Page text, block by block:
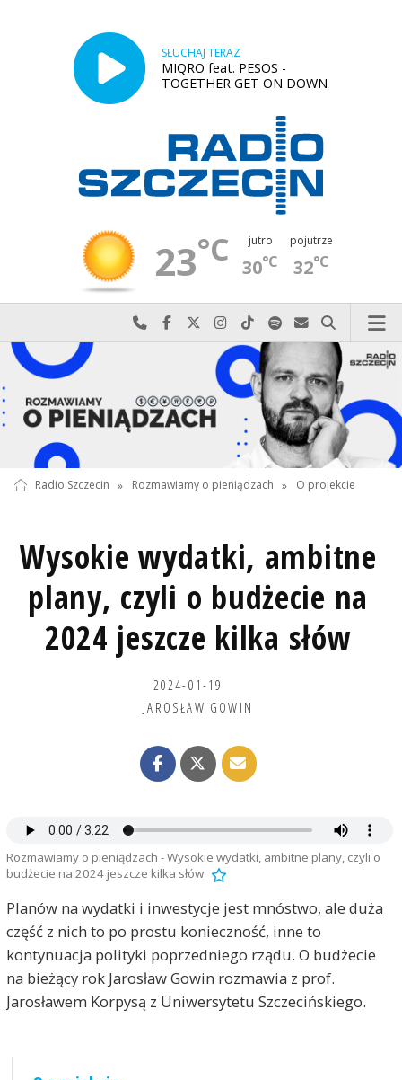
SŁUCHAJ TERAZ
MIQRO feat. PESOS -
TOGETHER GET ON DOWN
23°C jutro
30°C
pojutrze
32°C
Najlepiej po prostu do nas zadzwoń
Odwiedź nas na Facebook-u
Odwiedź nas na X
Odwiedź nas na Instagram-ie
Odwiedź nas na TikTok-u
Szukaj nas na Spotify
Wyślij do nas
Szukaj
Radio Szczecin » Rozmawiamy o pieniądzach » O projekcie
Wysokie wydatki, ambitne
plany, czyli o budżecie na
2024 jeszcze kilka słów
2024-01-19
JAROSŁAW GOWIN
Rozmawiamy o pieniądzach - Wysokie wydatki, ambitne plany, czyli o
budżecie na 2024 jeszcze kilka słów
Planów na wydatki i inwestycje jest mnóstwo, ale duża
część z nich to po prostu konieczność, inne to
kontynuacja polityki poprzedniego rządu. O budżecie
na bieżący rok Jarosław Gowin rozmawia z prof.
Jarosławem Korpysą z Uniwersytetu Szczecińskiego.